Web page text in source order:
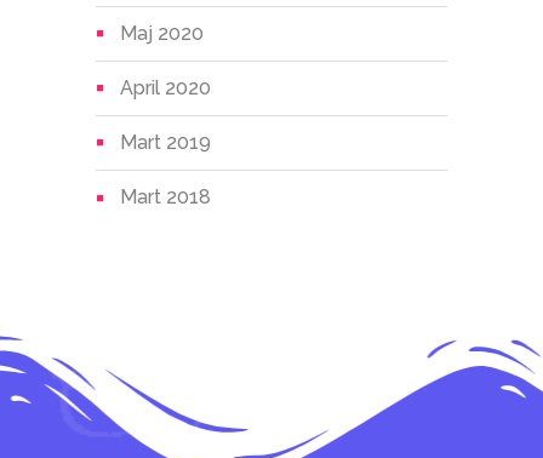
Maj 2020
April 2020
Mart 2019
Mart 2018